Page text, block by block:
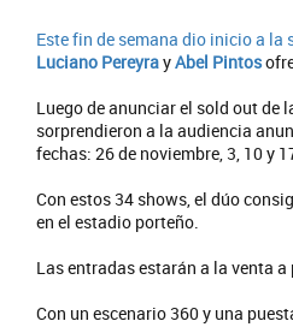
Este fin de semana dio inicio a la
Luciano PereyrayAbel Pintos
Luego de anunciar el sold out de
sorprendieron a la audiencia
fechas: 26 de noviembre, 3, 10 y
Con estos 34 shows, el dúo
en el estadio porteño.
Las entradas estarán a la venta
Con un escenario 360 y una